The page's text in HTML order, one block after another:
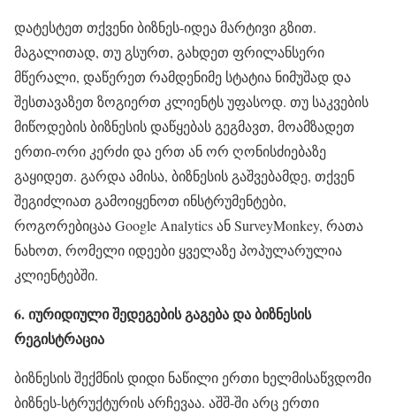
დატესტეთ თქვენი ბიზნეს-იდეა მარტივი გზით.
მაგალითად, თუ გსურთ, გახდეთ ფრილანსერი
მწერალი, დაწერეთ რამდენიმე სტატია ნიმუშად და
შესთავაზეთ ზოგიერთ კლიენტს უფასოდ. თუ საკვების
მიწოდების ბიზნესის დაწყებას გეგმავთ, მოამზადეთ
ერთი-ორი კერძი და ერთ ან ორ ღონისძიებაზე
გაყიდეთ. გარდა ამისა, ბიზნესის გაშვებამდე, თქვენ
შეგიძლიათ გამოიყენოთ ინსტრუმენტები,
როგორებიცაა Google Analytics ან SurveyMonkey, რათა
ნახოთ, რომელი იდეები ყველაზე პოპულარულია
კლიენტებში.
6. იურიდიული შედეგების გაგება და ბიზნესის
რეგისტრაცია
ბიზნესის შექმნის დიდი ნაწილი ერთი ხელმისაწვდომი
ბიზნეს-სტრუქტურის არჩევაა. აშშ-ში არც ერთი